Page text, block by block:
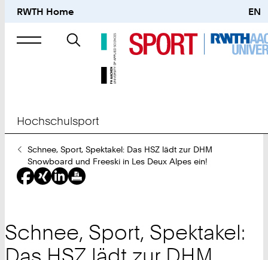
RWTH Home EN
Suche
nach
Hochschulsport
Sie
sind
hier:
Schnee, Sport, Spektakel: Das HSZ lädt zur DHM
Snowboard und Freeski in Les Deux Alpes ein!
Schnee, Sport, Spektakel: